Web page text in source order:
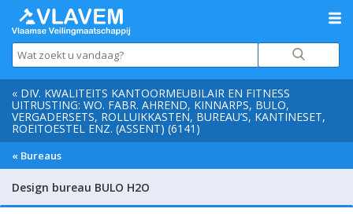
« DIV. KWALITEITS KANTOORMEUBILAIR EN FITNESS
UITRUSTING: WO. FABR. AHREND, KINNARPS, BULO,
VERGADERSETS, ROLLUIKKASTEN, BUREAU’S, KANTINESET,
ROEITOESTEL ENZ. (ASSENT) (6141)
« Bureaus
Design bureau BULO H2O